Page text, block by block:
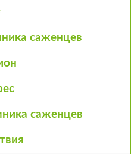
саженцев
саженцев